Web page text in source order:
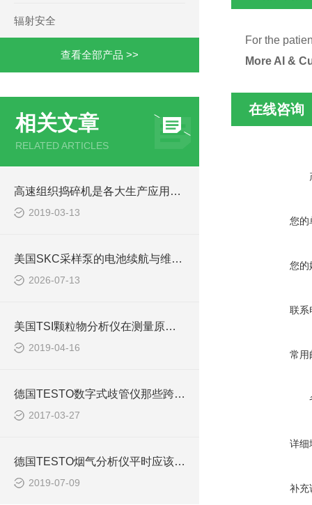
辐射安全
查看全部产品 >>
相关文章
RELATED ARTICLES
高速组织捣碎机是各大生产应用中的理想设备
2019-03-13
美国SKC采样泵的电池续航与维护指南
2026-07-13
美国TSI颗粒物分析仪在测量原理与方式上具有什么特点？
2019-04-16
德国TESTO数字式歧管仪那些跨时代的优势
2017-03-27
德国TESTO烟气分析仪平时应该如何进行维护
2019-07-09
For the
More AI &
在线咨询
您的
您的
联系
常用
详细
补充